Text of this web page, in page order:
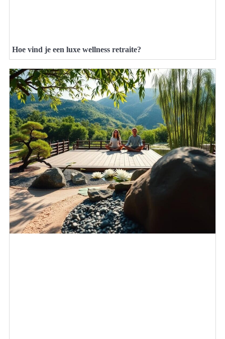
Hoe vind je een luxe wellness retraite?